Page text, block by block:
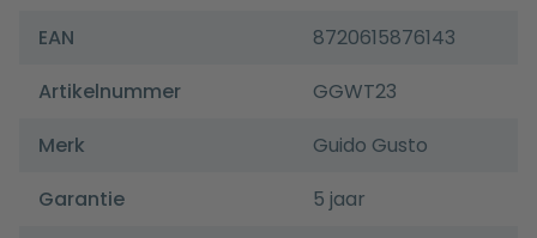
EAN
8720615876143
Artikelnummer
GGWT23
Merk
Guido Gusto
Garantie
5 jaar